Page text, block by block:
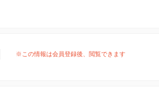
※この情報は会員登録後、閲覧できます